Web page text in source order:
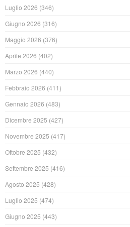
Luglio 2026 (346)
Giugno 2026 (316)
Maggio 2026 (376)
Aprile 2026 (402)
Marzo 2026 (440)
Febbraio 2026 (411)
Gennaio 2026 (483)
Dicembre 2025 (427)
Novembre 2025 (417)
Ottobre 2025 (432)
Settembre 2025 (416)
Agosto 2025 (428)
Luglio 2025 (474)
Giugno 2025 (443)